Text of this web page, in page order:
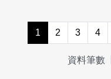
1 2 3 4
資料筆數